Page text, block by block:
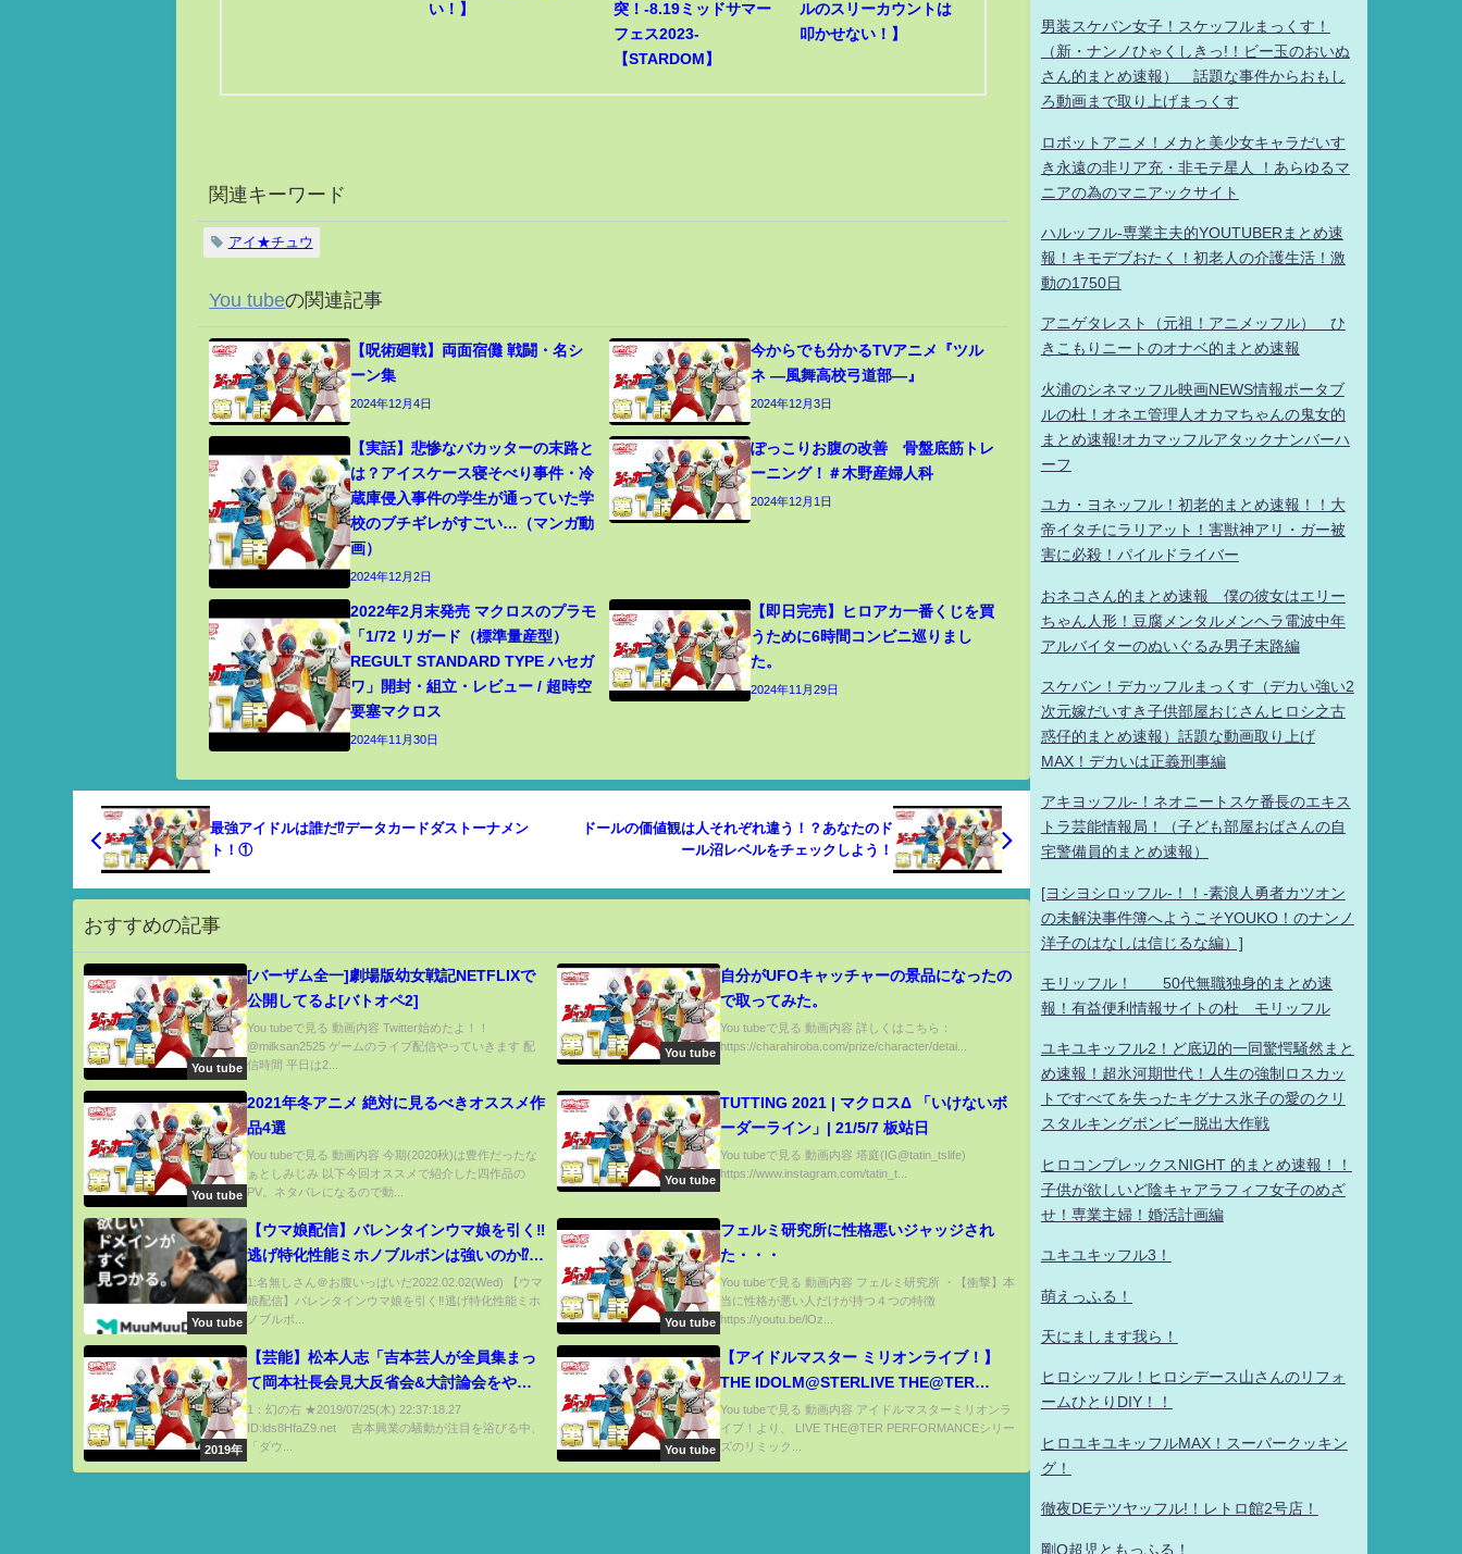
い！】
突！-8.19ミッドサマー
フェス2023-
【STARDOM】
ルのスリーカウントは
叩かせない！】
関連キーワード
アイ★チュウ
You tubeの関連記事
【呪術廻戦】両面宿儺 戦闘・名シ
ーン集
2024年12月4日
今からでも分かるTVアニメ『ツル
ネ ―風舞高校弓道部―』
2024年12月3日
【実話】悲惨なバカッターの末路と
は？アイスケース寝そべり事件・冷
蔵庫侵入事件の学生が通っていた学
校のブチギレがすごい…（マンガ動
画）
2024年12月2日
ぽっこりお腹の改善 骨盤底筋トレ
ーニング！＃木野産婦人科
2024年12月1日
2022年2月末発売 マクロスのプラモ
「1/72 リガード（標準量産型）
REGULT STANDARD TYPE ハセガ
ワ」開封・組立・レビュー / 超時空
要塞マクロス
2024年11月30日
【即日完売】ヒロアカ一番くじを買
うために6時間コンビニ巡りまし
た。
2024年11月29日
最強アイドルは誰だ⁉データカードダストーナメン
ト！①
ドールの価値観は人それぞれ違う！？あなたのド
ール沼レベルをチェックしよう！
おすすめの記事
You tube
[バーザム全一]劇場版幼女戦記NETFLIXで
公開してるよ[バトオペ2]
You tubeで見る 動画内容 Twitter始めたよ！！
@milksan2525 ゲームのライブ配信やっていきます 配
信時間 平日は2...
You tube
自分がUFOキャッチャーの景品になったの
で取ってみた。
You tubeで見る 動画内容 詳しくはこちら：
https://charahiroba.com/prize/character/detai...
You tube
2021年冬アニメ 絶対に見るべきオススメ作
品4選
You tubeで見る 動画内容 今期(2020秋)は豊作だったな
ぁとしみじみ 以下今回オススメで紹介した四作品の
PV。ネタバレになるので動...
You tube
TUTTING 2021 | マクロスΔ 「いけないボ
ーダーライン」| 21/5/7 板站日
You tubeで見る 動画内容 塔庭(IG@tatin_tslife)
https://www.instagram.com/tatin_t...
You tube
【ウマ娘配信】バレンタインウマ娘を引く‼
逃げ特化性能ミホノブルボンは強いのか⁉新
SSR引くべきか最速性能評価‼『SSRサクラ
バクシンオー＆SSRニシノフラワー』新ウ
マ娘/攻略【うまむすめ】
1:名無しさん＠お腹いっぱいだ2022.02.02(Wed) 【ウマ
娘配信】バレンタインウマ娘を引く‼逃げ特化性能ミホ
ノブルボ...
You tube
フェルミ研究所に性格悪いジャッジされ
た・・・
You tubeで見る 動画内容 フェルミ研究所 ・【衝撃】本
当に性格が悪い人だけが持つ４つの特徴
https://youtu.be/lOz...
2019年
【芸能】松本人志「吉本芸人が全員集まっ
て岡本社長会見大反省会&大討論会をや
る......」★12
1：幻の右 ★2019/07/25(木) 22:37:18.27
ID:lds8HfaZ9.net 吉本興業の騒動が注目を浴びる中、
「ダウ...
You tube
【アイドルマスター ミリオンライブ！】
THE IDOLM@STERLIVE THE@TER
PERFORMANCE Remix 01試聴動画
You tubeで見る 動画内容 アイドルマスターミリオンラ
イブ！より、 LIVE THE@TER PERFORMANCEシリー
ズのリミック...
男装スケバン女子！スケッフルまっくす！
（新・ナンノひゃくしきっ!！ビー玉のおいぬ
さん的まとめ速報） 話題な事件からおもし
ろ動画まで取り上げまっくす
ロボットアニメ！メカと美少女キャラだいす
き永遠の非リア充・非モテ星人 ！あらゆるマ
ニアの為のマニアックサイト
ハルッフル-専業主夫的YOUTUBERまとめ速
報！キモデブおたく！初老人の介護生活！激
動の1750日
アニゲタレスト（元祖！アニメッフル） ひ
きこもりニートのオナベ的まとめ速報
火浦のシネマッフル映画NEWS情報ポータブ
ルの杜！オネエ管理人オカマちゃんの鬼女的
まとめ速報!オカマッフルアタックナンバーハ
ーフ
ユカ・ヨネッフル！初老的まとめ速報！！大
帝イタチにラリアット！害獣神アリ・ガー被
害に必殺！パイルドライバー
おネコさん的まとめ速報 僕の彼女はエリー
ちゃん人形！豆腐メンタルメンヘラ電波中年
アルバイターのぬいぐるみ男子末路編
スケバン！デカッフルまっくす（デカい強い2
次元嫁だいすき子供部屋おじさんヒロシ之古
惑仔的まとめ速報）話題な動画取り上げ
MAX！デカいは正義刑事編
アキヨッフル-！ネオニートスケ番長のエキス
トラ芸能情報局！（子ども部屋おばさんの自
宅警備員的まとめ速報）
[ヨシヨシロッフル-！！-素浪人勇者カツオン
の未解決事件簿へようこそYOUKO！のナンノ
洋子のはなしは信じるな編）]
モリッフル！ 50代無職独身的まとめ速
報！有益便利情報サイトの杜 モリッフル
ユキユキッフル2！ど底辺的一同驚愕騒然まと
め速報！超氷河期世代！人生の強制ロスカッ
トですべてを失ったキグナス氷子の愛のクリ
スタルキングボンビー脱出大作戦
ヒロコンプレックスNIGHT 的まとめ速報！！
子供が欲しいど陰キャアラフィフ女子のめざ
せ！専業主婦！婚活計画編
ユキユキッフル3！
萌えっふる！
天にまします我ら！
ヒロシッフル！ヒロシデース山さんのリフォ
ームひとりDIY！！
ヒロユキユキッフルMAX！スーパークッキン
グ！
徹夜DEテツヤッフル!！レトロ館2号店！
剛Q超児ともっふる！